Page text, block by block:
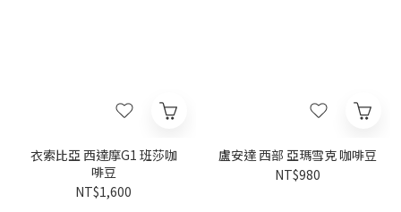
衣索比亞 西達摩G1 班莎咖
啡豆
NT$1,600
盧安達 西部 亞瑪雪克 咖啡豆
NT$980